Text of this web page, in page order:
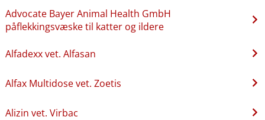
Advocate Bayer Animal Health GmbH
påflekkingsvæske til katter og ildere
Alfadexx vet. Alfasan
Alfax Multidose vet. Zoetis
Alizin vet. Virbac